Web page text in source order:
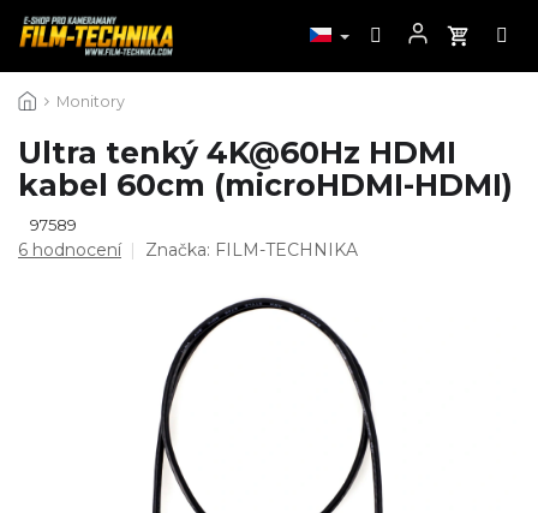
na
Monitory
Ultra tenký 4K@60Hz HDMI
kabel 60cm (microHDMI-HDMI)
97589
Průměrné
6 hodnocení Značka: FILM-TECHNIKA